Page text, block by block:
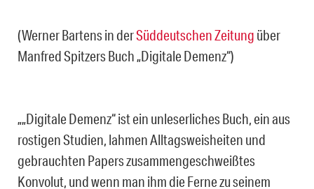
(Werner Bartens in derSüddeutschen Zeitung über
Manfred Spitzers Buch „Digitale Demenz“)
„„Digitale Demenz“ ist ein unleserliches Buch, ein aus
rostigen Studien, lahmen Alltagsweisheiten und
gebrauchten Papers zusammengeschweißtes
Konvolut, und wenn man ihm die Ferne zu seinem